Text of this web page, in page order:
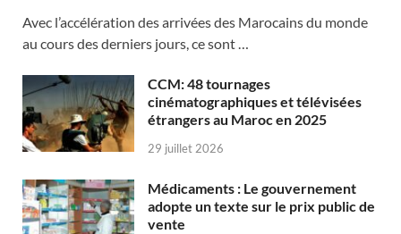
Avec l’accélération des arrivées des Marocains du monde
au cours des derniers jours, ce sont …
CCM: 48 tournages
cinématographiques et télévisées
étrangers au Maroc en 2025
29 juillet 2026
Médicaments : Le gouvernement
adopte un texte sur le prix public de
vente